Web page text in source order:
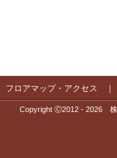
フロアマップ・アクセス
Copyright Ⓒ2012 - 2026 株